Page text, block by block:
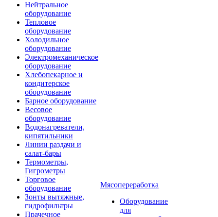
Нейтральное
оборудование
Тепловое
оборудование
Холодильное
оборудование
Электромеханическое
оборудование
Хлебопекарное и
кондитерское
оборудование
Барное оборудование
Весовое
оборудование
Водонагреватели,
кипятильники
Линии раздачи и
салат-бары
Термометры,
Гигрометры
Торговое
оборудование
Зонты вытяжные,
гидрофильтры
Прачечное
Мясопереработка
Оборудование
для